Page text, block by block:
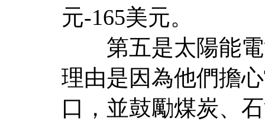
元-165美元。
第五是太陽能電
理由是因為他們擔
口，並鼓勵煤炭、